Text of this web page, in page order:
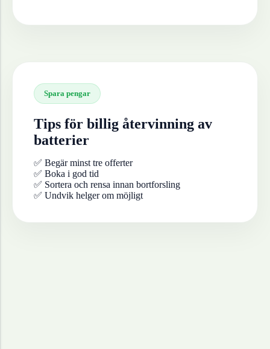
Spara pengar
Tips för billig återvinning av
batterier
✅ Begär minst tre offerter
✅ Boka i god tid
✅ Sortera och rensa innan bortforsling
✅ Undvik helger om möjligt